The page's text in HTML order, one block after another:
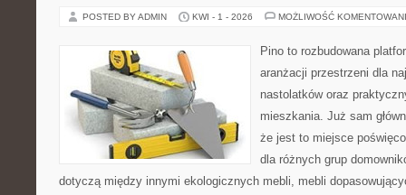
POSTED BY ADMIN KWI - 1 - 2026 MOŻLIWOŚĆ
Pino to rozbudowana
aranżacji przestrzeni dla
nastolatków oraz
mieszkania. Już sam
że jest to miejsce
dla różnych grup
dotyczą między innymi ekologicznych mebli, mebli